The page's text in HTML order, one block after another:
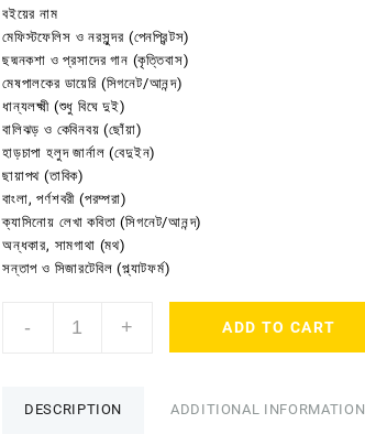
বইয়ের নাম
মেফিস্টফেলিস ও নরসুন্দর (পেনপ্রিন্টস)
ছদ্মনকশা ও প্রসাদের গান (কৃত্তিবাস)
মেষপালকের ডায়েরি (সিগনেট/আনন্দ)
ধান্যলক্ষ্মী (শুধু বিঘে দুই)
বালিঝড় ও কেবিনবয় (ছোঁয়া)
হাড়চাপা হলুদ জার্নাল (বেদুইন)
ছায়াপথ (তাবিক)
বাংলা, পর্ণশবরী (পরম্পরা)
ক্যাসিনোয় লেখা কবিতা (সিগনেট/আনন্দ)
অন্ধকার, সামগাথা (মথ)
সন্তাপ ও সিজারটেবিল (প্ল্যাটফর্ম)
-
পার্থজিৎ
+ ADD TO CART
DESCRIPTION ADDITIONAL INFORMATION